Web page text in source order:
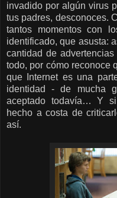
invadido por algún virus
tus padres, desconoces.
tantos momentos con
identificado, que asusta:
cantidad de
todo, por cómo reconoce
que Internet es una
identidad - de mucha
aceptado todavía… Y
hecho a costa de
así.